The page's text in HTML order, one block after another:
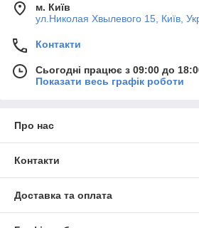
м. Київ
ул.Николая Хвылевого 15, Київ,
Контакти
Сьогодні працює з 09:00 до
Показати весь графік роботи
Про нас
Контакти
Доставка та оплата